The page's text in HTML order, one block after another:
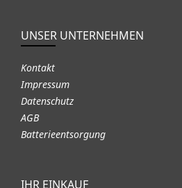
UNSER UNTERNEHMEN
Kontakt
Impressum
Datenschutz
AGB
Batterieentsorgung
IHR EINKAUF